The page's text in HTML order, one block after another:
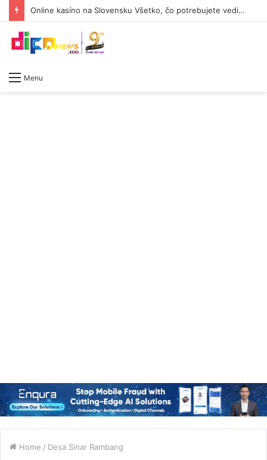
Online kasíno na Slovensku Všetko, čo potrebujete vedieť -623655109
Menu
Home / Desa Sinar Rambang